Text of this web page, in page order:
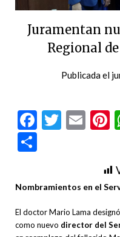
Juramentan
Regional
Publicada el
Facebook
Nombramientos en el
El doctor Mario Lama
como nuevo director del